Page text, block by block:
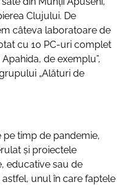
Clujului. De
câteva laboratoare de
cu 10 PC-uri complet
de exemplu”,
„Alături de
pe timp de pandemie,
și proiectele
educative sau de
unul în care faptele